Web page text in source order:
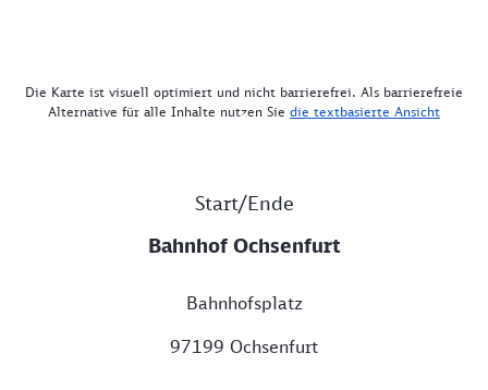
Die Karte ist visuell optimiert und nicht barrierefrei. Als barrierefreie
Alternative für alle Inhalte nutzen Sie die textbasierte Ansicht
Start/Ende
Bahnhof Ochsenfurt
Bahnhofsplatz
97199 Ochsenfurt